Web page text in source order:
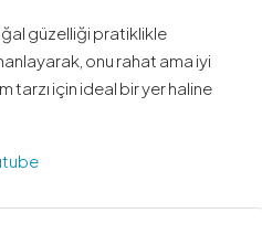
güzelliği pratiklikle
onu rahat ama iyi
tarzı için ideal bir yer haline